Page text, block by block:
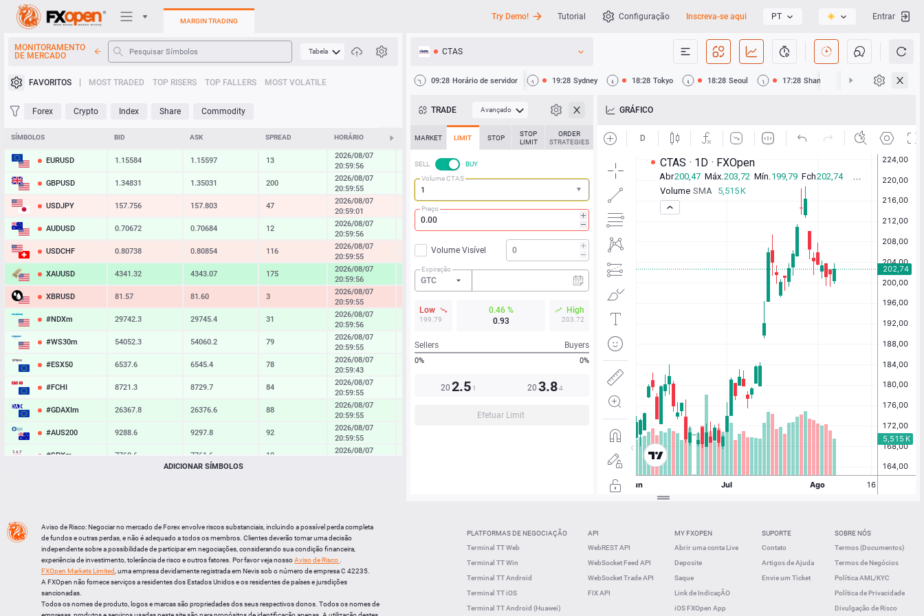
Plataformas de negociação
Heatmap
MARGIN TRADING Try Demo! Tutorial Configuração Inscreva-se aqui PT Entrar
MONITORAMENTO
DE MERCADO
Tabela
FAVORITOS MOST TRADED TOP RISERS TOP FALLERS MOST VOLATILE
Forex Crypto Index Share Commodity
SÍMBOLOS BID ASK SPREAD HORÁRIO ALTERAR
EURUSD 1.15584 1.15597 13
2026/08/07
20:59:56
0.29 %
GBPUSD 1.34831 1.35031 200
2026/08/07
20:59:55
0.21 %
USDJPY 157.756 157.803 47
2026/08/07
20:59:01
-0.42 %
AUDUSD 0.70672 0.70684 12
2026/08/07
20:59:56
0.40 %
USDCHF 0.80738 0.80854 116
2026/08/07
20:59:55
XAUUSD 4341.32 4343.07 175
2026/08/07
20:59:56
2.10 %
XBRUSD 81.57 81.60 3
2026/08/07
20:59:55
#NDXm 29742.3 29745.4 31
2026/08/07
20:59:56
0.82 %
#WS30m 54052.3 54060.2 79
2026/08/07
20:59:55
0.23 %
#ESX50 6537.6 6545.4 78
2026/08/07
20:59:43
0.40 %
#FCHI 8721.3 8729.7 84
2026/08/07
20:59:55
#GDAXIm 26367.8 26376.6 88
2026/08/07
20:59:55
#AUS200 9288.6 9297.8 92
2026/08/07
20:59:55
#SPXm 7760.6 7761.6 10
2026/08/07
BTCUSD 64966.901 64994.350 27449 09:28:42
LTCUSD 45.487 09:28:15
XRPUSD 1.03605 150 09:28:15
ETHUSD 1915.324
ADICIONAR SÍMBOLOS
CTAS
09:28 Horário de servidor 19:28 Sydney 18:28 Tokyo 18:28 Seoul 17:28 Shanghai 17:28 Hong
TRADE Avançado
MARKET LIMIT STOP
STOP
LIMIT
ORDER
STRATEGIES
SELL
BUY
Volume CTAS
Preço
Volume Visível
Expiração
GTC
Low
199.79
0.46 %
0.93
High
203.72
Sellers Buyers
0% 0%
20 2.5 1 20 3.84
Efetuar Limit
GRÁFICO
PLATFORMAS DE NEGOCIAÇÃO
Terminal TT Web
Terminal TT Win
Terminal TT Android
Terminal TT iOS
Terminal TT Android (Huawei)
API
WebREST API
WebSocket Feed API
WebSocket Trade API
FIX API
MY FXOPEN
Abrir uma conta Live
Deposite
Saque
Link de IndicaçÂO
iOS FXOpen App
SUPORTE
Contato
Artigos de Ajuda
Envie um Ticket
SOBRE NÓS
Termos (Documentos)
Termos de Negócios
Política AML/KYC
Política de Privacidade
Divulgação de Risco
Aviso de Risco: Negociar no mercado de Forex envolve riscos substanciais, incluindo a possível perda completa
de fundos e outras perdas, e não é adequado a todos os membros. Clientes deverão tomar uma decisão
independente sobre a possibilidade de participar em negociações, considerando sua condição financeira,
experiência de investimento, tolerância de risco e outros fatores. Por favor veja nossoAviso de Risco
FXOpen Markets Limited , uma empresa devidamente registrada em Nevis sob o número de empresa C 42235.
A FXOpen não fornece serviços a residentes dos Estados Unidos e os residentes de países e jursdições
sancionadas.
Todos os nomes de produto, logos e marcas são propriedades dos seus respectivos donos. Todos os nomes de